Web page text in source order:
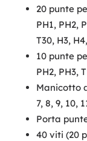
20 punte
PH1, PH2,
T30, H3,
10 punte
PH2, PH3,
Manicotto
7, 8, 9, 10,
Porta
40 viti (20